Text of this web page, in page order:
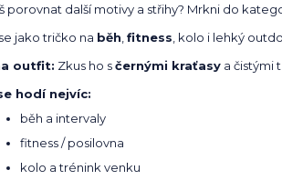
porovnat další motivy a střihy? Mrkni do
jako tričko na běh fitness , kolo i lehký
outfit: Zkus ho sčernými kraťasy a čistými
hodí nejvíc:
běh a intervaly
fitness / posilovna
kolo a trénink venku